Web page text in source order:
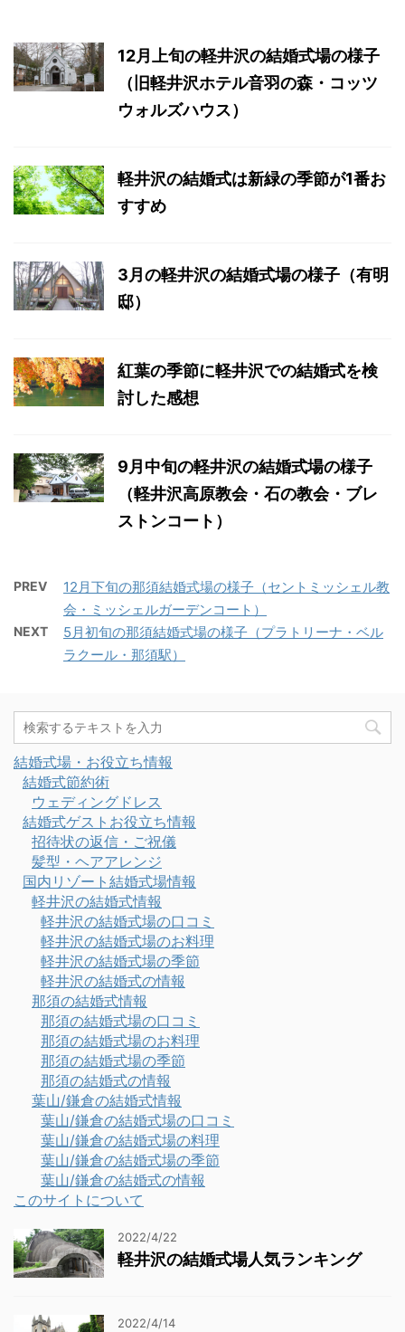
12月上旬の軽井沢の結婚式場の様子
（旧軽井沢ホテル音羽の森・コッツ
ウォルズハウス）
軽井沢の結婚式は新緑の季節が1番お
すすめ
3月の軽井沢の結婚式場の様子（有明
邸）
紅葉の季節に軽井沢での結婚式を検
討した感想
9月中旬の軽井沢の結婚式場の様子
（軽井沢高原教会・石の教会・ブレ
ストンコート）
PREV
12月下旬の那須結婚式場の様子（セントミッシェル教
会・ミッシェルガーデンコート）
NEXT
5月初旬の那須結婚式場の様子（プラトリーナ・ベル
ラクール・那須駅）
結婚式場・お役立ち情報
結婚式節約術
ウェディングドレス
結婚式ゲストお役立ち情報
招待状の返信・ご祝儀
髪型・ヘアアレンジ
国内リゾート結婚式場情報
軽井沢の結婚式情報
軽井沢の結婚式場の口コミ
軽井沢の結婚式場のお料理
軽井沢の結婚式場の季節
軽井沢の結婚式の情報
那須の結婚式情報
那須の結婚式場の口コミ
那須の結婚式場のお料理
那須の結婚式場の季節
那須の結婚式の情報
葉山/鎌倉の結婚式情報
葉山/鎌倉の結婚式場の口コミ
葉山/鎌倉の結婚式場の料理
葉山/鎌倉の結婚式場の季節
葉山/鎌倉の結婚式の情報
このサイトについて
2022/4/22
軽井沢の結婚式場人気ランキング
2022/4/14